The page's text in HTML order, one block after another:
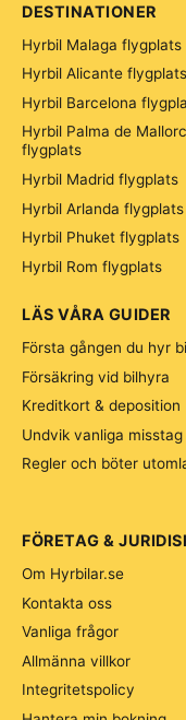
DESTINATIONER
Hyrbil Malaga flygplats
Hyrbil Alicante flygplats
Hyrbil Barcelona
Hyrbil Palma de
flygplats
Hyrbil Madrid flygplats
Hyrbil Arlanda flygplats
Hyrbil Phuket flygplats
Hyrbil Rom flygplats
LÄS VÅRA GUIDER
Första gången du hyr
Försäkring vid bilhyra
Kreditkort & deposition
Undvik vanliga misstag
Regler och böter
FÖRETAG &
Om Hyrbilar.se
Kontakta oss
Vanliga frågor
Allmänna villkor
Integritetspolicy